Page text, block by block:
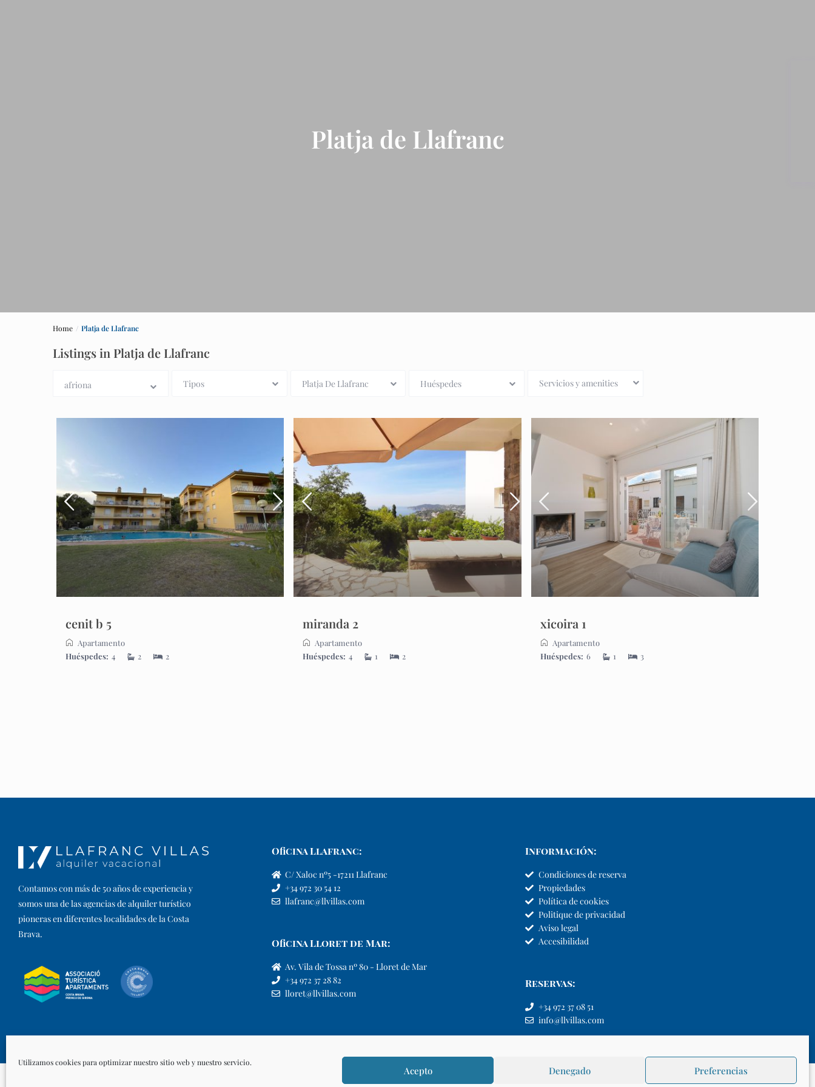
Utilizamos cookies para optimizar nuestro sitio web y nuestro servicio.
Acepto Denegado Preferencias
Platja de Llafranc
Home Platja de Llafranc
Listings in Platja de Llafranc
Tipos Platja De Llafranc Huéspedes Servicios y amenities
cenit b 5
Apartamento
Huéspedes: 4 2 2
miranda 2
Apartamento
Huéspedes: 4 1 2
xicoira 1
Apartamento
Huéspedes: 6 1 3
Contamos con más de 50 años de experiencia y
somos una de las agencias de alquiler turístico
pioneras en diferentes localidades de la Costa
Brava.​
Oficina Llafranc:
C/ Xaloc nº5 -17211 Llafranc
+34 972 30 54 12
llafranc@llvillas.com
Oficina Lloret de Mar:
Av. Vila de Tossa nº 80 - Lloret de Mar
+34 972 37 28 82
lloret@llvillas.com
Información:
Condiciones de reserva
Propiedades
Política de cookies
Politique de privacidad
Aviso legal
Accesibilidad
Reservas:
+34 972 37 08 51
info@llvillas.com